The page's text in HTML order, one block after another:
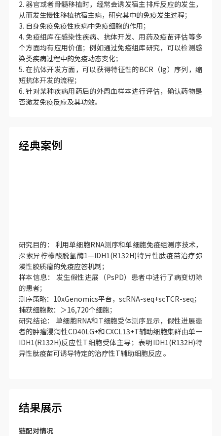
2. 器官或者骨髓移植时，经常会诱发宿主排斥反应的发生，
从而发生慢性移植抗宿主病，研究其中的免疫发生过程；
3. 自身免疫免疫性疾病中免疫细胞的作用；
4. 免疫组库在感染性疾病、抗体开发、用药及疫苗评估等多
个方面均有应用价值；例如通过免疫组库研究，可以检测感
染类疾病过程中的免疫动态变化；
5. 在抗体开发方面，可以获得特征性的BCR（Ig）序列，缩
短抗体开发的流程；
6. 针对某种疾病用药后的外周血样本进行评估，确认药物是
否激发免疫反应及其功效。
经典案例
研究目的： 利用单细胞RNA测序和单细胞免疫组测序技术，
探索异柠檬酸脱氢酶1—IDH1(R132H)特异性肽疫苗治疗弥
漫性胶质瘤的免疫应答机制；
样本信息： 发生假性进展（PsPD）患者中进行了病变切除
的患者；
测序策略：10xGenomics平台，scRNA-seq+scTCR-seq；
捕获细胞数：＞16,720个细胞；
研究结论： 单细胞RNA和T细胞受体测序显示，假性进展患
者的肿瘤浸润性CD40LG+和CXCL13+T辅助细胞集群由单一
IDH1(R132H)反应性T细胞受体主导；表明IDH1(R132H)特
异性肽疫苗可诱导特定的治疗性T辅助细胞反应 。
结果展示
链配对情况